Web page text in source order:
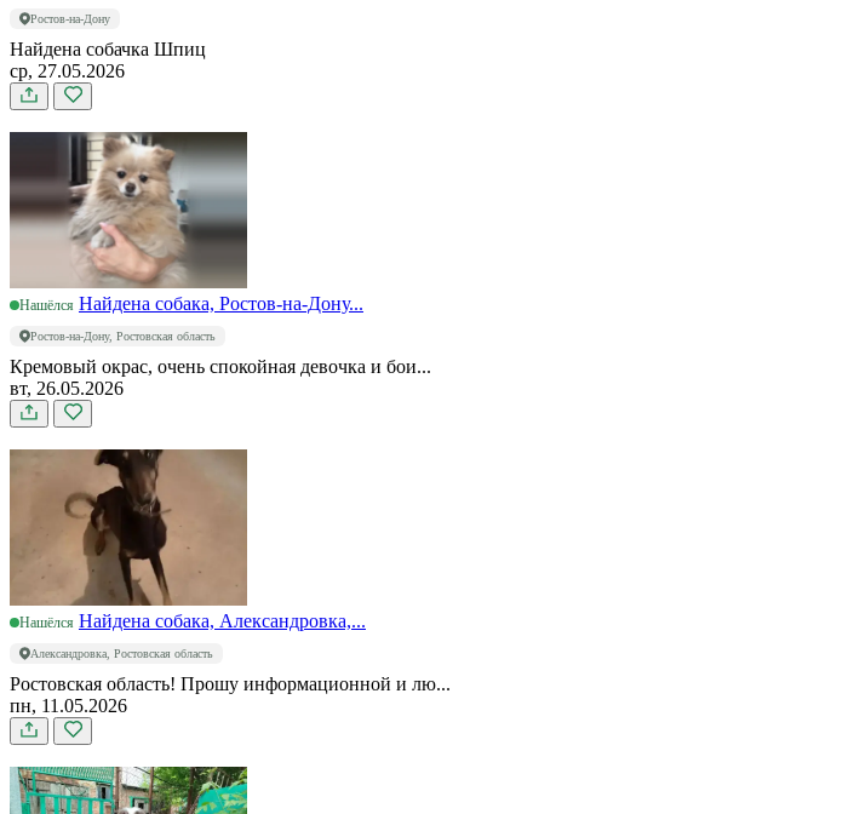
Ростов-на-Дону
Найдена собачка Шпиц
ср, 27.05.2026
Нашёлся Найдена собака, Ростов-на-Дону...
Ростов-на-Дону, Ростовская область
Кремовый окрас, очень спокойная девочка и бои...
вт, 26.05.2026
Нашёлся Найдена собака, Александровка,...
Александровка, Ростовская область
Ростовская область! Прошу информационной и лю...
пн, 11.05.2026